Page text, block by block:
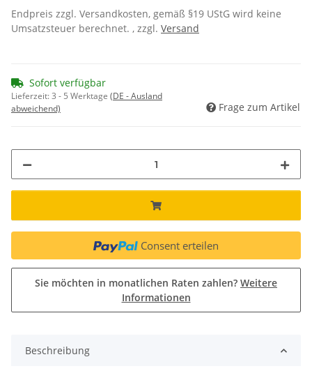
Endpreis zzgl. Versandkosten, gemäß §19 UStG wird keine
Umsatzsteuer berechnet. , zzgl. Versand
Sofort verfügbar
Lieferzeit:3 - 5 Werktage (DE - Ausland
abweichend)
Frage zum Artikel
Consent erteilen
Sie möchten in monatlichen Raten zahlen? Weitere
Informationen
Beschreibung